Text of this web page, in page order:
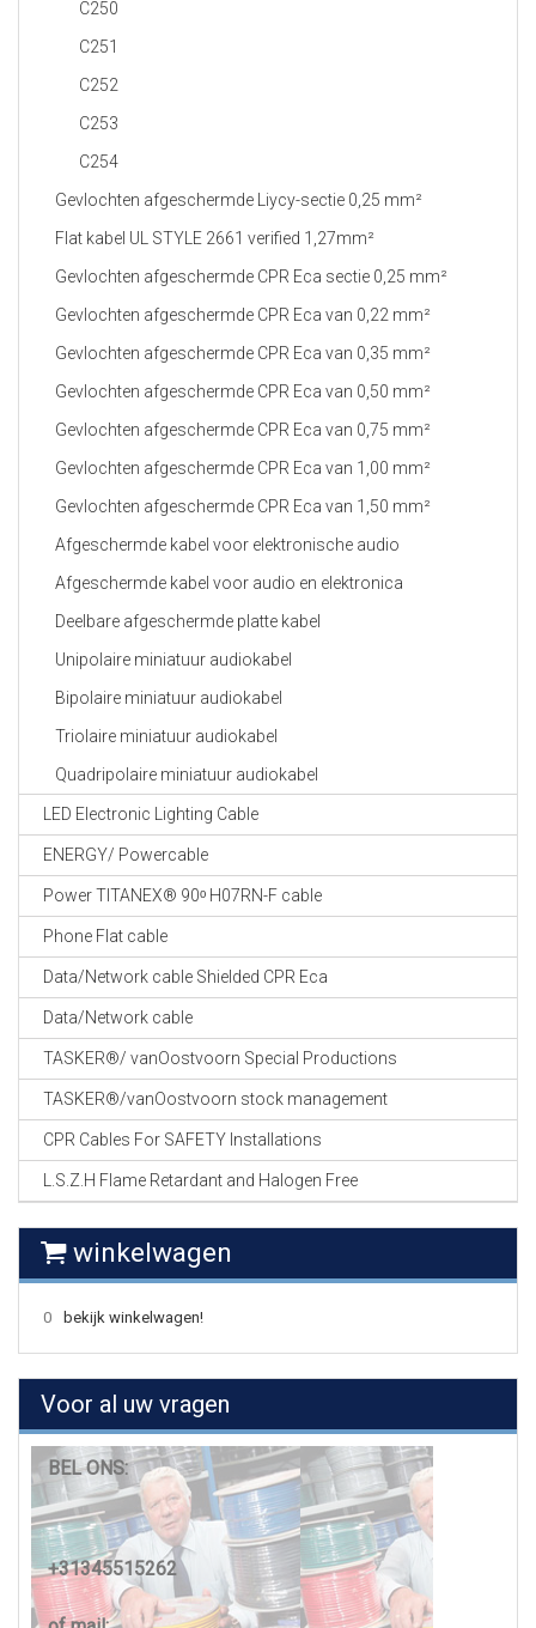
C250
C251
C252
C253
C254
Gevlochten afgeschermde Liycy-sectie 0,25 mm²
Flat kabel UL STYLE 2661 verified 1,27mm²
Gevlochten afgeschermde CPR Eca sectie 0,25 mm²
Gevlochten afgeschermde CPR Eca van 0,22 mm²
Gevlochten afgeschermde CPR Eca van 0,35 mm²
Gevlochten afgeschermde CPR Eca van 0,50 mm²
Gevlochten afgeschermde CPR Eca van 0,75 mm²
Gevlochten afgeschermde CPR Eca van 1,00 mm²
Gevlochten afgeschermde CPR Eca van 1,50 mm²
Afgeschermde kabel voor elektronische audio
Afgeschermde kabel voor audio en elektronica
Deelbare afgeschermde platte kabel
Unipolaire miniatuur audiokabel
Bipolaire miniatuur audiokabel
Triolaire miniatuur audiokabel
Quadripolaire miniatuur audiokabel
LED Electronic Lighting Cable
ENERGY/ Powercable
Power TITANEX® 90ᵒ H07RN-F cable
Phone Flat cable
Data/Network cable Shielded CPR Eca
Data/Network cable
TASKER®/ vanOostvoorn Special Productions
TASKER®/vanOostvoorn stock management
CPR Cables For SAFETY Installations
L.S.Z.H Flame Retardant and Halogen Free
winkelwagen
0 bekijk winkelwagen!
Voor al uw vragen
BEL ONS:
+31345515262